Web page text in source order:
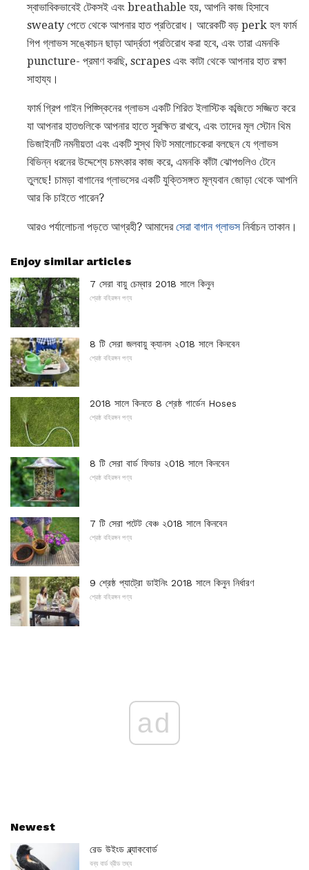
স্বাভাবিকভাবেই টেকসই এবং breathable হয়, আপনি কাজ হিসাবে
sweaty পেতে থেকে আপনার হাত প্রতিরোধ। আরেকটি বড় perk হল ফার্ম
গিপ গ্লাভস সঙ্কোচন ছাড়া আর্দ্রতা প্রতিরোধ করা হবে, এবং তারা এমনকি
puncture- প্রমাণ করছি, scrapes এবং কাটা থেকে আপনার হাত রক্ষা
সাহায্য।
ফার্ম গ্রিপ গাইন পিজ্স্কিনের গ্লাভস একটি শিরিত ইলাস্টিক কব্জিতে সজ্জিত করে
যা আপনার হাতগুলিকে আপনার হাতে সুরক্ষিত রাখবে, এবং তাদের মূল স্টোন থিম
ডিজাইনটি নমনীয়তা এবং একটি সুস্থ ফিট সমালোচকেরা বলছেন যে গ্লাভস
বিভিন্ন ধরনের উদ্দেশ্যে চমৎকার কাজ করে, এমনকি কাঁটা ঝোপগুলিও টেনে
তুলছে! চামড়া বাগানের গ্লাভসের একটি যুক্তিসঙ্গত মূল্যবান জোড়া থেকে আপনি
আর কি চাইতে পারেন?
আরও পর্যালোচনা পড়তে আগ্রহী? আমাদেরসেরা বাগান গ্লাভসনির্বাচন তাকান।
Enjoy similar articles
7 সেরা বায়ু চেম্বার 2018 সালে কিনুন
শ্রেষ্ঠ বহিরঙ্গন পণ্য
8 টি সেরা জলবায়ু ক্যানস ২018 সালে কিনবেন
শ্রেষ্ঠ বহিরঙ্গন পণ্য
2018 সালে কিনতে 8 শ্রেষ্ঠ গার্ডেন Hoses
শ্রেষ্ঠ বহিরঙ্গন পণ্য
8 টি সেরা বার্ড ফিডার ২018 সালে কিনবেন
শ্রেষ্ঠ বহিরঙ্গন পণ্য
7 টি সেরা পটেট বেঞ্চ ২018 সালে কিনবেন
শ্রেষ্ঠ বহিরঙ্গন পণ্য
9 শ্রেষ্ঠ প্যাট্রো ডাইনিং 2018 সালে কিনুন নির্ধারণ
শ্রেষ্ঠ বহিরঙ্গন পণ্য
ad
Newest
রেড উইংড ব্ল্যাকবোর্ড
বন্য বার্ড ব্রীড তথ্য